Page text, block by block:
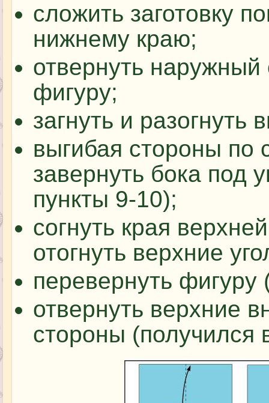
сложить заготовку
нижнему краю;
отвернуть
фигуру;
загнуть и разогнуть
выгибая стороны по
завернуть бока под
пункты 9-10);
согнуть края
отогнуть верхние
перевернуть фигуру
отвернуть верхние
стороны (получился